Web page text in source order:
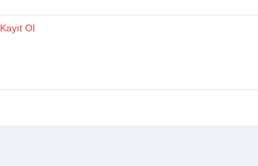
Kayıt Ol